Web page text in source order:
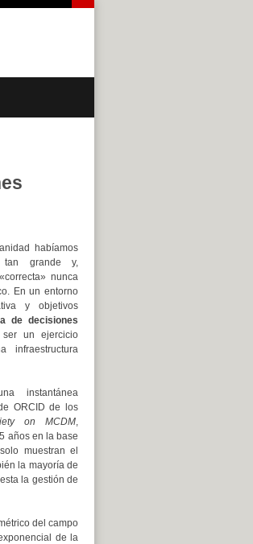
habíamos
tan grande y,
nunca
En un entorno
y objetivos
de decisiones
un ejercicio
infraestructura
instantánea
ORCID de los
on MCDM,
años en la base
muestran el
la mayoría de
la gestión de
del campo
de la